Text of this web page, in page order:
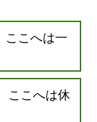
ここへは一
ここへは休